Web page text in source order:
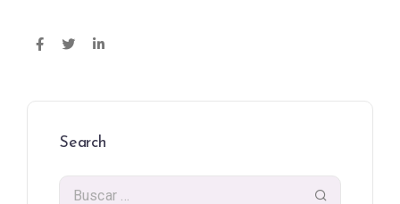
Search